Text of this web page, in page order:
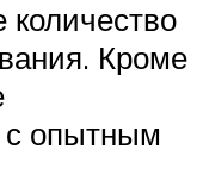
количество
Кроме
с опытным